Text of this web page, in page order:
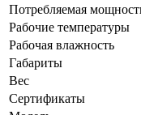
Потребляемая
Рабочие температуры
Рабочая влажность
Габариты
Вес
Сертификаты